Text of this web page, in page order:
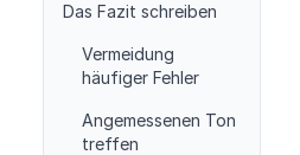
Das Fazit schreiben
Vermeidung
häufiger Fehler
Angemessenen Ton
treffen